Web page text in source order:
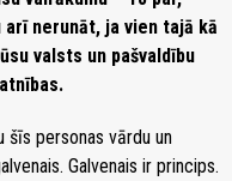
nerunāt, ja vien tajā kā
valsts un pašvaldību
šīs personas vārdu un
Galvenais ir princips.